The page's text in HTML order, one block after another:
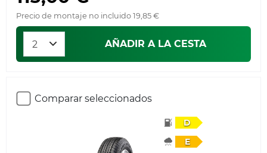
Precio de montaje no incluido 19,85 €
AÑADIR A LA CESTA
Comparar seleccionados
D
E